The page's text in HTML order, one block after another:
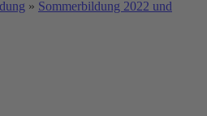
» Sommerbildung 2022 und